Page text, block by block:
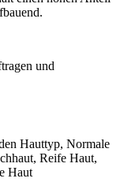
und
Hauttyp, Normale
Reife Haut,
Haut